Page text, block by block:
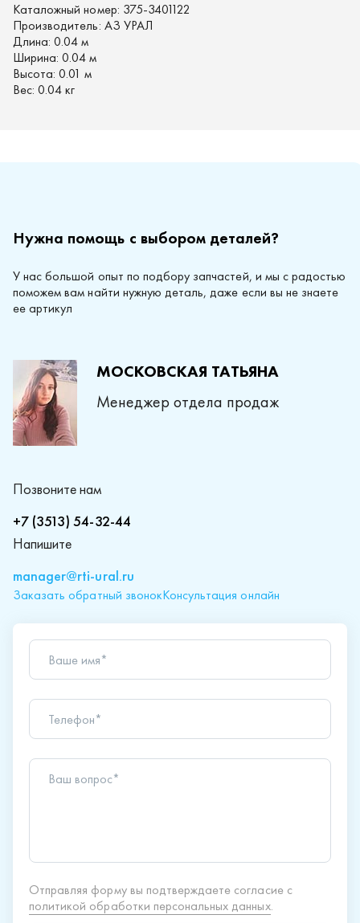
Каталожный номер: 375-3401122
Производитель: АЗ УРАЛ
Длина: 0.04 м
Ширина: 0.04 м
Высота: 0.01 м
Вес: 0.04 кг
Нужна помощь с выбором деталей?
У нас большой опыт по подбору запчастей, и мы с радостью
поможем вам найти нужную деталь, даже если вы не знаете
ее артикул
МОСКОВСКАЯ ТАТЬЯНА
Менеджер отдела продаж
Позвоните нам
+7 (3513) 54-32-44
Напишите
manager@rti-ural.ru
Заказать обратный звонокКонсультация онлайн
Ваше имя*
Телефон*
Ваш вопрос*
Отправляя форму вы подтверждаете согласие с
политикой обработки персональных данных